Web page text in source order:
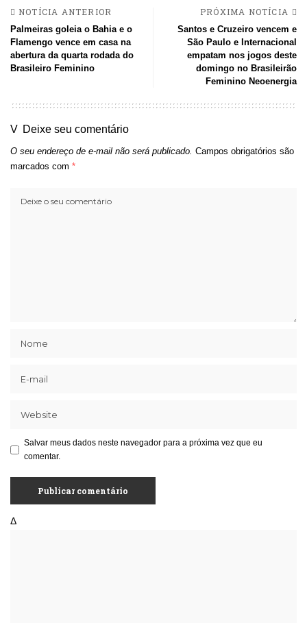
NOTÍCIA ANTERIOR
Palmeiras goleia o Bahia e o
Flamengo vence em casa na
abertura da quarta rodada do
Brasileiro Feminino
PRÓXIMA NOTÍCIA
Santos e Cruzeiro vencem e
São Paulo e Internacional
empatam nos jogos deste
domingo no Brasileirão
Feminino Neoenergia
Deixe seu comentário
O seu endereço de e-mail não será publicado. Campos obrigatórios são
marcados com *
Salvar meus dados neste navegador para a próxima vez que eu
comentar.
Δ